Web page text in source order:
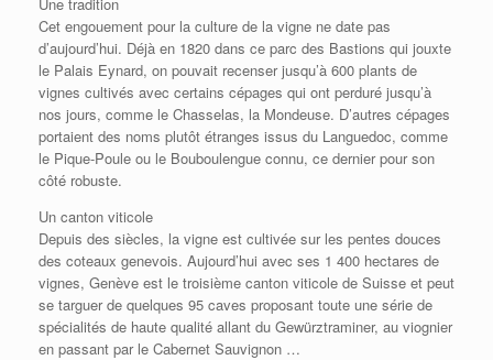
Cet engouement pour la culture de la vigne ne date pas
d’aujourd’hui. Déjà en 1820 dans ce parc des Bastions qui jouxte
le Palais Eynard, on pouvait recenser jusqu’à 600 plants de
vignes cultivés avec certains cépages qui ont perduré jusqu’à
nos jours, comme le Chasselas, la Mondeuse. D’autres cépages
portaient des noms plutôt étranges issus du Languedoc, comme
le Pique-Poule ou le Bouboulengue connu, ce dernier pour son
côté robuste.
Un canton viticole
Depuis des siècles, la vigne est cultivée sur les pentes douces
des coteaux genevois. Aujourd’hui avec ses 1 400 hectares de
vignes, Genève est le troisième canton viticole de Suisse et peut
se targuer de quelques 95 caves proposant toute une série de
spécialités de haute qualité allant du Gewürztraminer, au viognier
en passant par le Cabernet Sauvignon …